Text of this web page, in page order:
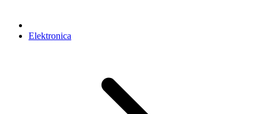
Elektronica